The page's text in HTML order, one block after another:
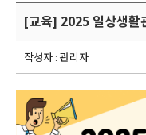
[교육] 2025 일상생활
작성자 : 관리자